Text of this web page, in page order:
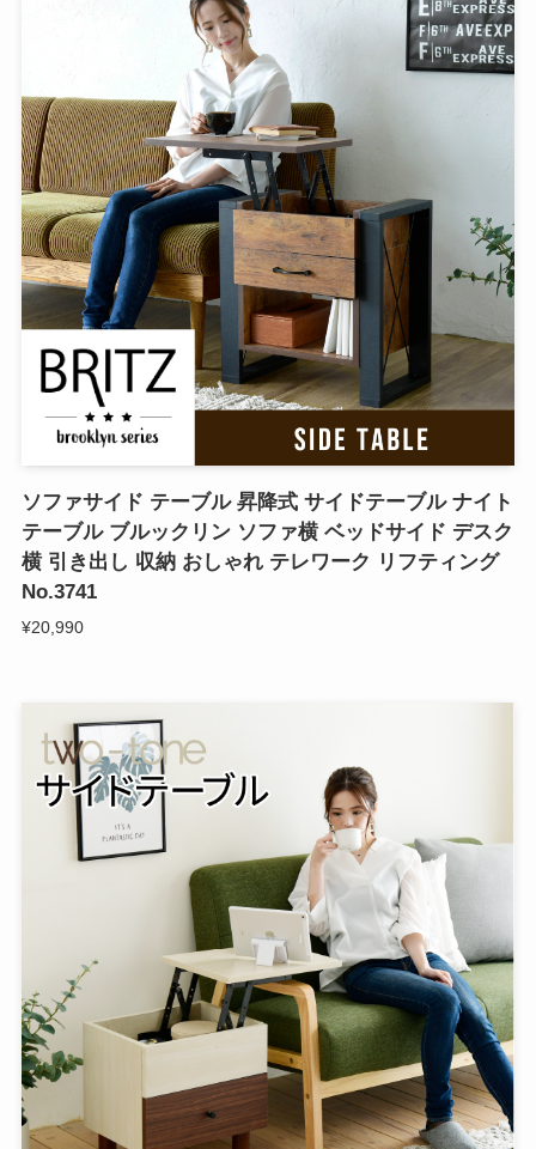
ソファサイド テーブル 昇降式 サイドテーブル ナイト
テーブル ブルックリン ソファ横 ベッドサイド デスク
横 引き出し 収納 おしゃれ テレワーク リフティング
No.3741
¥20,990